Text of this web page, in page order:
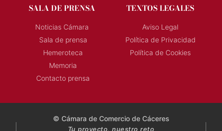
Directorio AEXTIC
SALA DE PRENSA
Noticias Cámara
Sala de prensa
Hemeroteca
Contacto prensa
TEXTOS LEGALES
Aviso Legal